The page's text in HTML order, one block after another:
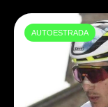
AUTOESTRADA